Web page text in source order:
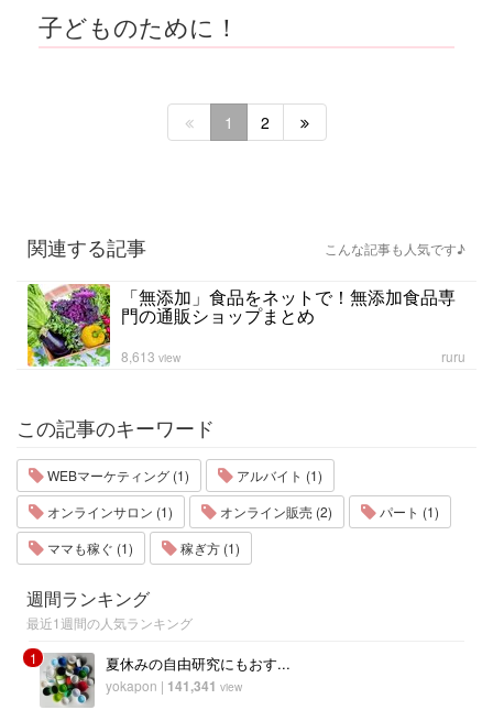
子どものために！
1 2
関連する記事 こんな記事も人気です♪
「無添加」食品をネットで！無添加食品専
門の通販ショップまとめ
ruru
8,613 view
この記事のキーワード
WEBマーケティング (1)
アルバイト (1)
オンラインサロン (1)
オンライン販売 (2)
パート (1)
ママも稼ぐ (1)
稼ぎ方 (1)
週間ランキング
最近1週間の人気ランキング
1
夏休みの自由研究にもおす...
yokapon | 141,341 view